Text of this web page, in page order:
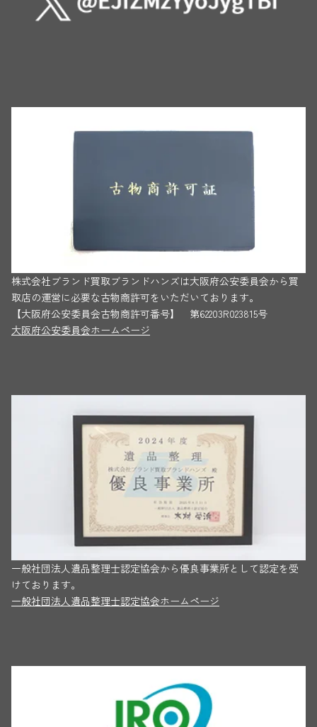
株式会社ブランド買取ブランドハンズは大阪府公安委員会から買
取店の運営に必要な古物商許可をいただいております。
【大阪府公安委員会古物商許可番号】 第62203R023815号
大阪府公安委員会ホームページ
一般社団法人遺品整理士認定協会から優良事業所として認定を受
けております。
一般社団法人遺品整理士認定協会ホームページ